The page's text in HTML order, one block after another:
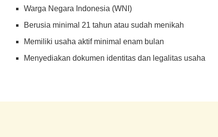
Warga Negara Indonesia (WNI)
Berusia minimal 21 tahun atau sudah menikah
Memiliki usaha aktif minimal enam bulan
Menyediakan dokumen identitas dan legalitas usaha